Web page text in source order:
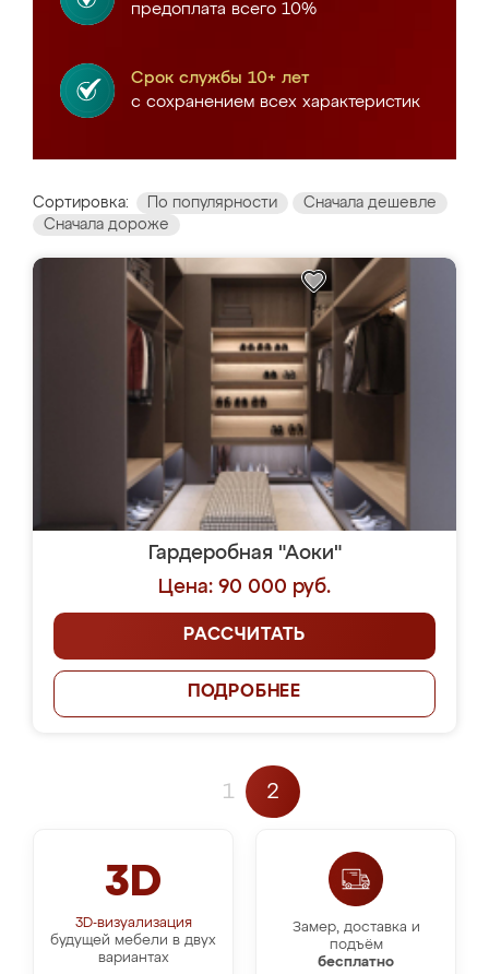
предоплата всего 10%
Срок службы 10+ лет
с сохранением всех характеристик
Сортировка: По популярности
Сначала дешевле
Сначала дороже
Гардеробная "Аоки"
Цена: 90 000 руб.
РАССЧИТАТЬ
ПОДРОБНЕЕ
1 2
3D
3D-визуализация
будущей мебели в двух
вариантах
Замер, доставка и
подъём
бесплатно